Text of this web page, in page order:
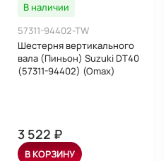
В наличии
57311-94402-TW
Шестерня вертикального
вала (Пиньон) Suzuki DT40
(57311-94402) (Omax)
3 522 ₽
В КОРЗИНУ